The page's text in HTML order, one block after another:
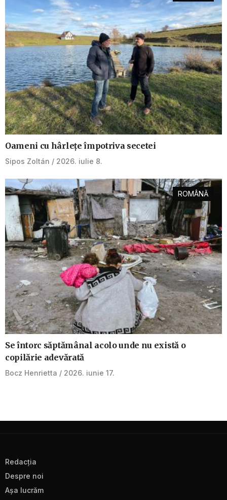
Oameni cu hârlețe împotriva secetei
Sipos Zoltán 2026. iulie 8.
ROMÂNĂ
Se întorc săptămânal acolo unde nu există o
copilărie adevărată
Bocz Henrietta 2026. iunie 17.
Redacţia
Despre noi
Aşa lucrăm